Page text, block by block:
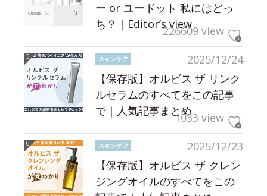
ー or ユードット 私にはどっ
ち？｜Editor’s view226609 view
2025/12/24
スキンケア
【保存版】オルビス ザ リンク
ルセラムのすべてをこの記事
で｜人気記事まとめ1033 view
2025/12/23
スキンケア
【保存版】オルビス ザ クレン
ジングオイルのすべてをこの